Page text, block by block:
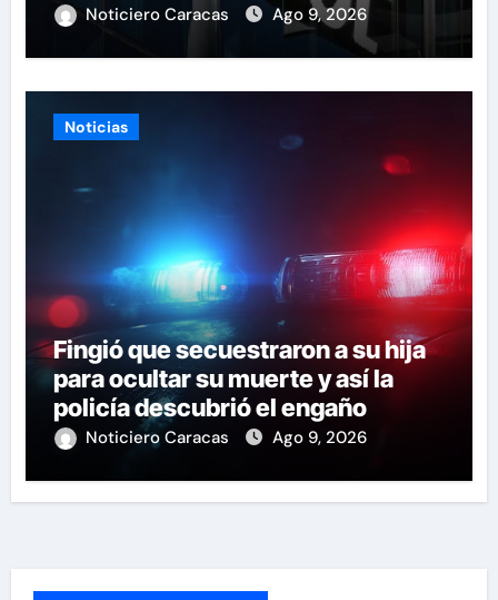
Noticiero Caracas Ago 9, 2026
Noticias
Fingió que secuestraron a su hija
para ocultar su muerte y así la
policía descubrió el engaño
Noticiero Caracas Ago 9, 2026